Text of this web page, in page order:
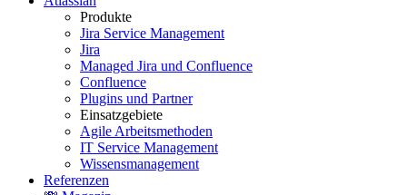
Produkte
Jira Service Management
Jira
Managed Jira und Confluence
Confluence
Plugins und Partner
Einsatzgebiete
Agile Arbeitsmethoden
IT Service Management
Wissensmanagement
Referenzen